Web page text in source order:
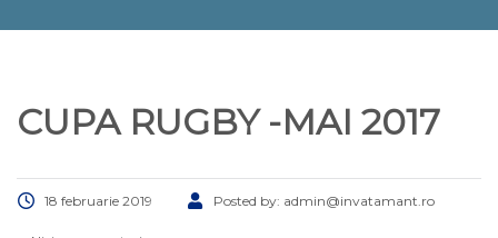
CUPA RUGBY -MAI 2017
18 februarie 2019 Posted by: admin@invatamant.ro